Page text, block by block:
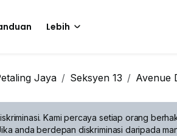
Lebih
Jaya Seksyen 13 Avenue
Kami percaya setiap orang
anda berdepan diskriminasi daripada